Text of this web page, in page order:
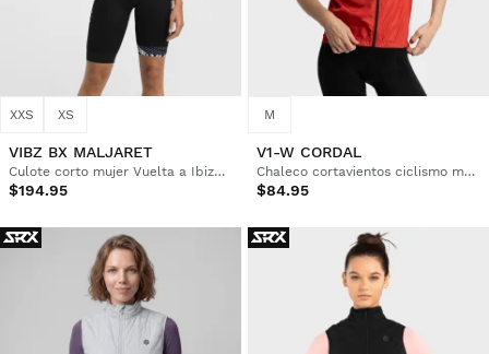
XXS XS
VIBZ BX MALJARET
Culote corto mujer Vuelta a Ibiza MTB x Siroko
$194.95
M
V1-W CORDAL
Chaleco cortavientos ciclismo mujer
$84.95